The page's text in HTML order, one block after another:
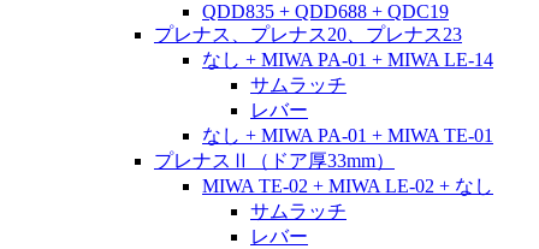
QDD835 + QDD688 + QDC19
プレナス、プレナス20、プレナス23
なし + MIWA PA-01 + MIWA LE-14
サムラッチ
レバー
なし + MIWA PA-01 + MIWA TE-01
プレナスⅡ（ドア厚33mm）
MIWA TE-02 + MIWA LE-02 + なし
サムラッチ
レバー